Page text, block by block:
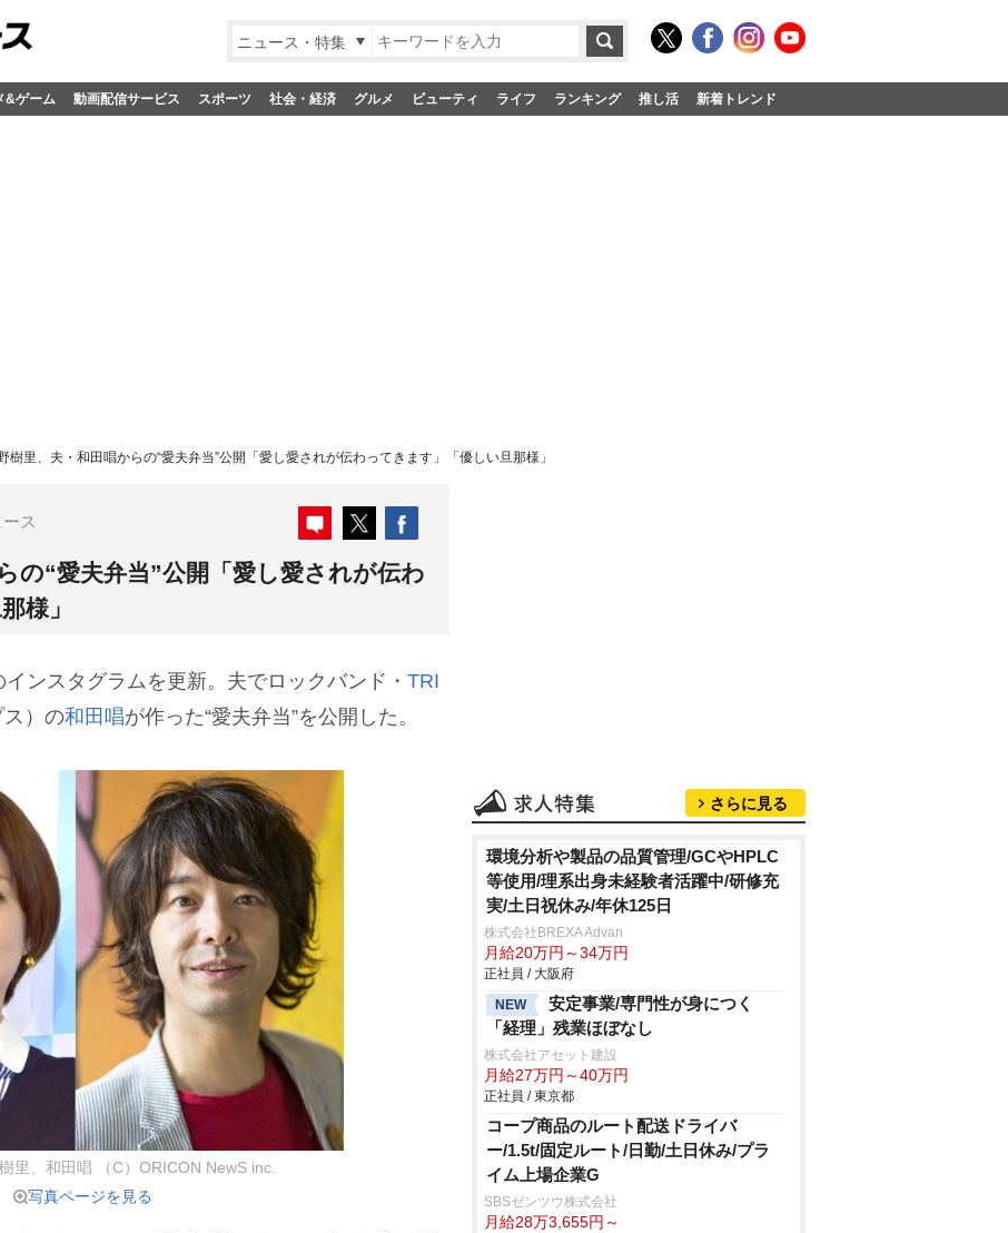
ニュース・特集
&ゲーム 動画配信サービス スポーツ 社会・経済 グルメ ビューティ ライフ ランキング 推し活 新着トレンド
樹里、夫・和田唱からの“愛夫弁当”公開「愛し愛されが伝わってきます」「優しい旦那様」
ス
の“愛夫弁当”公開「愛し愛されが伝わ
様」
ンスタグラムを更新。夫でロックバンド・ TRI
ス）の和田唱が作った“愛夫弁当”を公開した。
里、和田唱 （C）ORICON NewS inc.
写真ページを見る
さらに見る
環境分析や製品の品質管理/GCやHPLC
等使用/理系出身未経験者活躍中/研修充
実/土日祝休み/年休125日
株式会社BREXA Advan
月給20万円～34万円
正社員 / 大阪府
NEW
安定事業/専門性が身につく
「経理」残業ほぼなし
株式会社アセット建設
月給27万円～40万円
正社員 / 東京都
コープ商品のルート配送ドライバ
ー/1.5t/固定ルート/日勤/土日休み/プラ
イム上場企業G
SBSゼンツウ株式会社
月給28万3,655円～